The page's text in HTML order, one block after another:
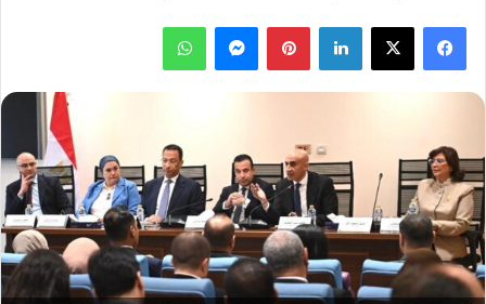
إلكترونيا
فيسبوك ‫X لينكدإن بينتيريستماسنجر واتساب